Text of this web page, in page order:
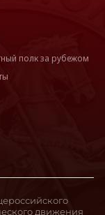
полк за рубежом
движения